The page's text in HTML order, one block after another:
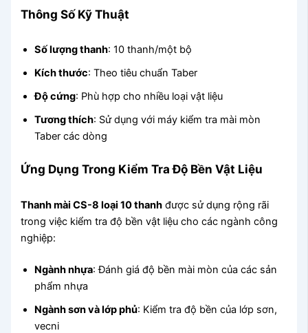
Thông Số Kỹ Thuật
Số lượng thanh: 10 thanh/một bộ
Kích thước: Theo tiêu chuẩn Taber
Độ cứng: Phù hợp cho nhiều loại vật liệu
Tương thích: Sử dụng với máy kiểm tra mài mòn
Taber các dòng
Ứng Dụng Trong Kiểm Tra Độ Bền Vật Liệu
Thanh mài CS-8 loại 10 thanh được sử dụng rộng rãi
trong việc kiểm tra độ bền vật liệu cho các ngành công
nghiệp:
Ngành nhựa: Đánh giá độ bền mài mòn của các sản
phẩm nhựa
Ngành sơn và lớp phủ: Kiểm tra độ bền của lớp sơn,
vecni